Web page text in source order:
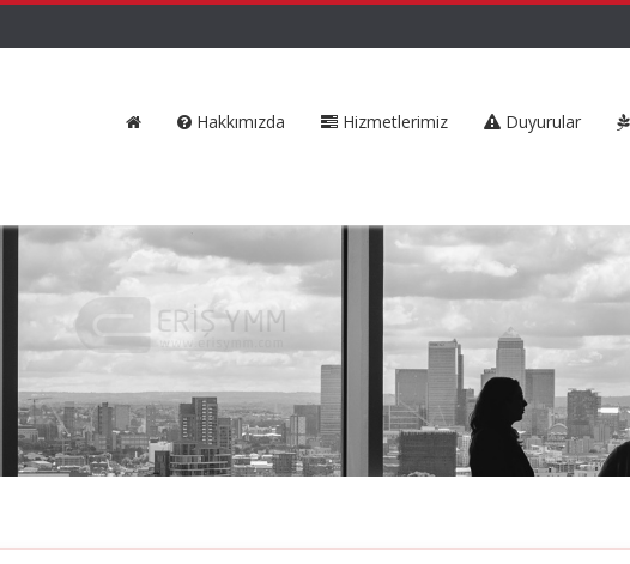
Hakkımızda Hizmetlerimiz Duyurular